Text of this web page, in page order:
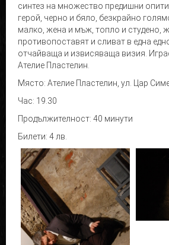
синтез на множество предишни
герой, черно и бяло, безкрайно
малко, жена и мъж, топло и студено,
противопоставят и сливат в една
отчайваща и извисяваща визия.
Ателие Пластелин.
Място: Ателие Пластелин, ул. Цар
Час: 19.30
Продължителност: 40 минути
Билети: 4 лв.